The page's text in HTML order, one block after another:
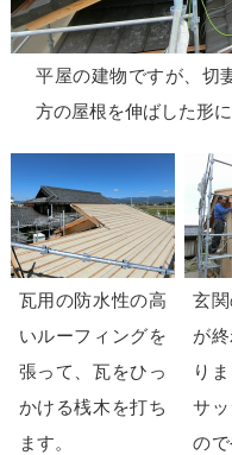
平屋の建物ですが、切
方の屋根を伸ばした形に
瓦用の防水性の高
いルーフィングを
張って、瓦をひっ
かける桟木を打ち
ます。
玄
が
り
サ
の